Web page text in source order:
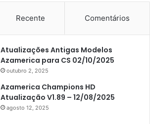
Recente Comentários
Atualizações Antigas Modelos
Azamerica para CS 02/10/2025
outubro 2, 2025
Azamerica Champions HD
Atualização V1.89 – 12/08/2025
agosto 12, 2025